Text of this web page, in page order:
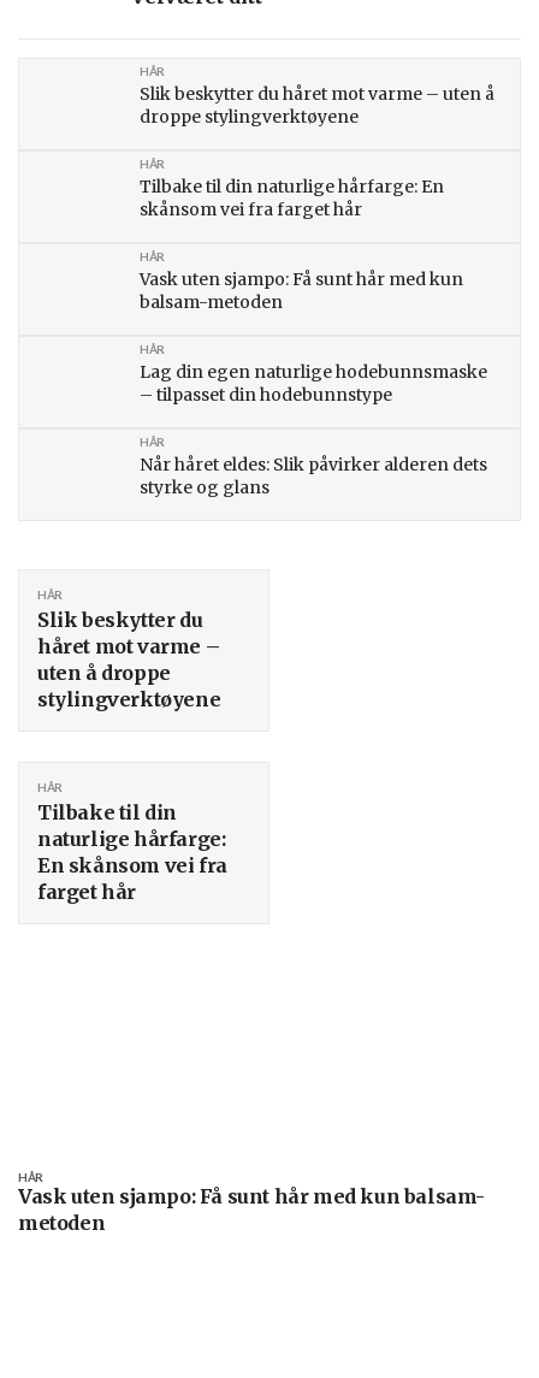
Slik beskytter du håret mot varme – uten å
droppe stylingverktøyene
HÅR
Tilbake til din naturlige hårfarge: En
skånsom vei fra farget hår
HÅR
Vask uten sjampo: Få sunt hår med kun
balsam-metoden
HÅR
Lag din egen naturlige hodebunnsmaske
– tilpasset din hodebunnstype
HÅR
Når håret eldes: Slik påvirker alderen dets
styrke og glans
HÅR
Slik beskytter du
håret mot varme –
uten å droppe
stylingverktøyene
HÅR
Tilbake til din
naturlige hårfarge:
En skånsom vei fra
farget hår
HÅR
Vask uten sjampo: Få sunt hår med kun balsam-
metoden
HÅR